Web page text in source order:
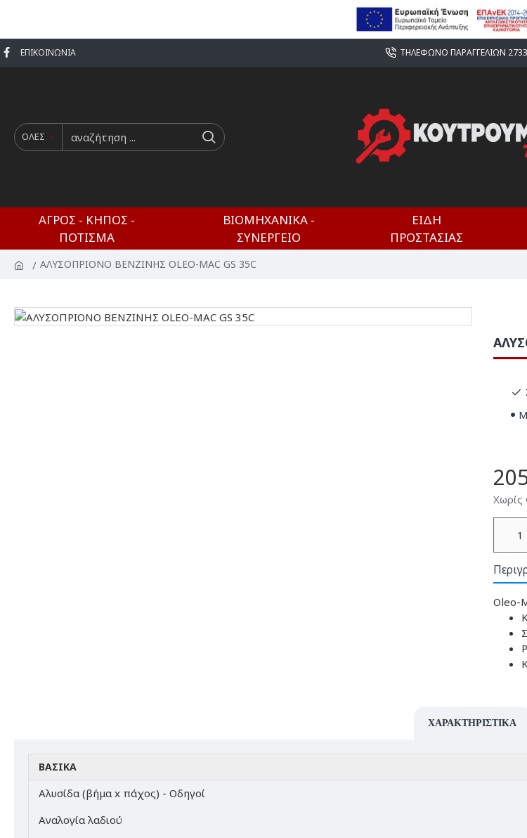
ΕΠΙΚΟΙΝΩΝΊΑ ΤΗΛΕΦΩΝΟ ΠΑΡΑΓΓΕΛΙΩΝ
ΟΛΕΣ
ΑΓΡΌΣ - ΚΉΠΟΣ -
ΠΌΤΙΣΜΑ
ΒΙΟΜΗΧΑΝΙΚΆ -
ΣΥΝΕΡΓΕΊΟ
ΕΊΔΗ
ΠΡΟΣΤΑΣΊΑΣ
ΑΛΥΣΟΠΡΙΟΝΟ ΒΕΝΖΙΝΗΣ OLEO-MAC GS 35C
Oleo-
ΧΑΡΑΚΤΗΡΙΣΤΙΚΆ
ΒΑΣΙΚΆ
Αλυσίδα (βήμα x πάχος) - Οδηγοί
Αναλογία λαδιού